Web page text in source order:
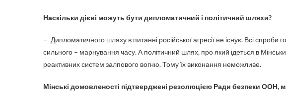
Наскільки дієві можуть бути дипломатичний і політичний шляхи?
– Дипломатичного шляху в питанні російської агресії не існує. Всі спроби
сильного – марнування часу. А політичний шлях, про який ідеться в
реактивних систем залпового вогню. Тому їх виконання неможливе.
Мінські домовленості підтверджені резолюцією Ради безпеки ООН,